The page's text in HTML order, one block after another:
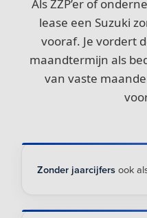
Als ZZP’er of
lease een Suzuki
vooraf. Je vordert
maandtermijn als
van vaste
Zonder jaarcijfersook